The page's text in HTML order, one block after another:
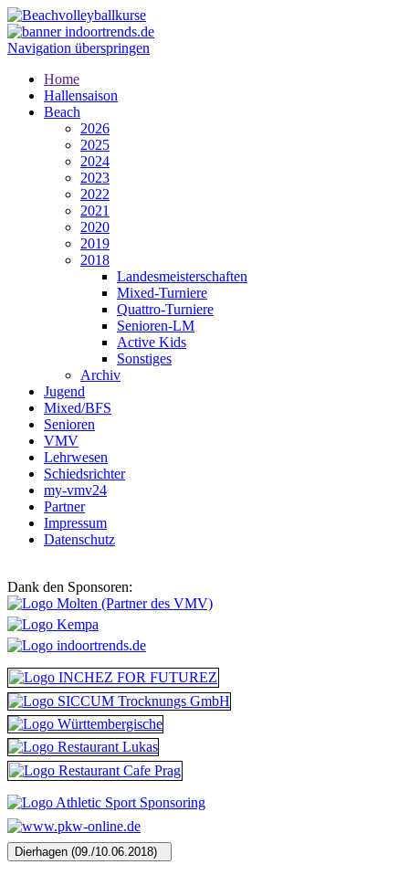
Navigation überspringen
Home
Hallensaison
Beach
2026
2025
2024
2023
2022
2021
2020
2019
2018
Landesmeisterschaften
Mixed-Turniere
Quattro-Turniere
Senioren-LM
Active Kids
Sonstiges
Archiv
Jugend
Mixed/BFS
Senioren
VMV
Lehrwesen
Schiedsrichter
my-vmv24
Partner
Impressum
Datenschutz
Dank den Sponsoren: